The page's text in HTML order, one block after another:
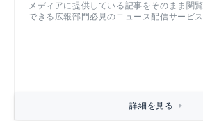
メディアに提供している記事をそのまま閲覧
できる広報部門必見のニュース配信サービス
詳細を見る